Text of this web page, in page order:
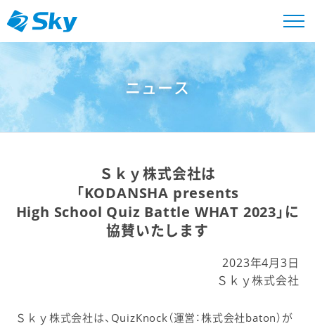
ニュース
Ｓｋｙ株式会社は
「KODANSHA presents
High School Quiz Battle WHAT 2023」に
協賛いたします
2023年4月3日
Ｓｋｙ株式会社
Ｓｋｙ株式会社は、QuizKnock（運営：株式会社baton）が